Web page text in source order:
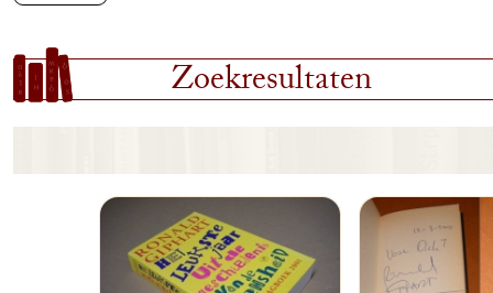
Zoekresultaten